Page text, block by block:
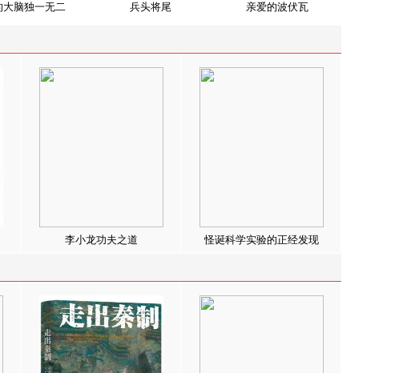
大脑独一无二 兵头将尾 亲爱的波伏瓦
李小龙功夫之道 怪诞科学实验的正经发现